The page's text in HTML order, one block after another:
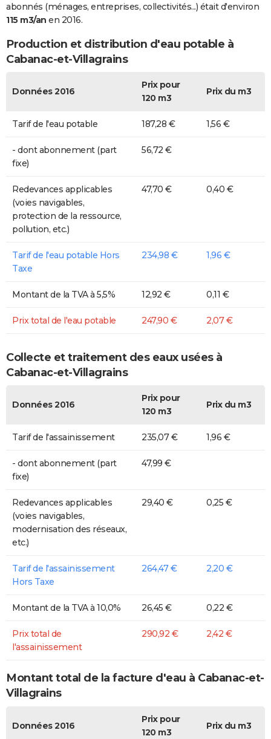
abonnés (ménages, entreprises, collectivités...) était d'environ
115 m3/an en 2016.
Production et distribution d'eau potable à
Cabanac-et-Villagrains
Données 2016
Prix pour
120 m3
Prix du m3
Tarif de l'eau potable 187,28 € 1,56 €
- dont abonnement (part
fixe)
56,72 €
Redevances applicables
(voies navigables,
protection de la ressource,
pollution, etc.)
47,70 € 0,40 €
Tarif de l'eau potable Hors
Taxe
234,98 € 1,96 €
Montant de la TVA à 5,5% 12,92 € 0,11 €
Prix total de l'eau potable 247,90 € 2,07 €
Collecte et traitement des eaux usées à
Cabanac-et-Villagrains
Données 2016
Prix pour
120 m3
Prix du m3
Tarif de l'assainissement 235,07 € 1,96 €
- dont abonnement (part
fixe)
47,99 €
Redevances applicables
(voies navigables,
modernisation des réseaux,
etc.)
29,40 € 0,25 €
Tarif de l'assainissement
Hors Taxe
264,47 € 2,20 €
Montant de la TVA à 10,0% 26,45 € 0,22 €
Prix total de
l'assainissement
290,92 € 2,42 €
Montant total de la facture d'eau à Cabanac-et-
Villagrains
Données 2016
Prix pour
120 m3
Prix du m3